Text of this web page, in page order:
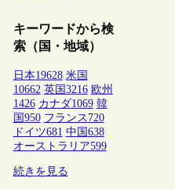
キーワードから検
索（国・地域）
日本19628 米国
10662 英国3216 欧州
1426 カナダ1069 韓
国950 フランス 720
ドイツ681 中国638
オーストラリア599
続きを見る